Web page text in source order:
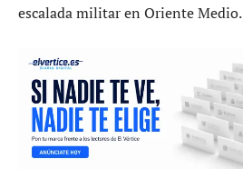
escalada militar en Oriente Medio.